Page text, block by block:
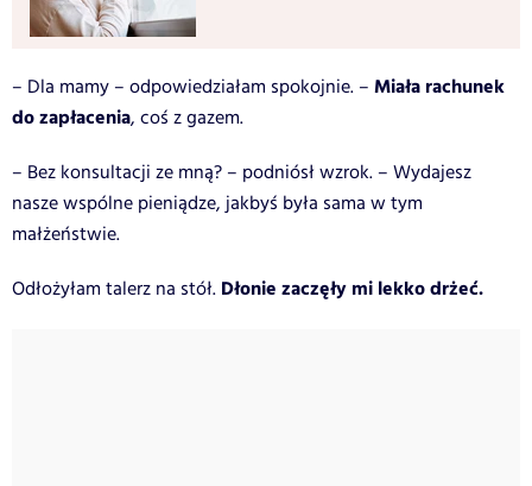
– Dla mamy – odpowiedziałam spokojnie. – Miała rachunek
do zapłacenia, coś z gazem.
– Bez konsultacji ze mną? – podniósł wzrok. – Wydajesz
nasze wspólne pieniądze, jakbyś była sama w tym
małżeństwie.
Odłożyłam talerz na stół. Dłonie zaczęły mi lekko drżeć.